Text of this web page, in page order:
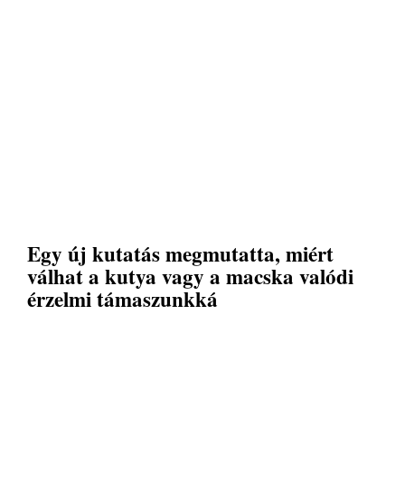
Egy új kutatás megmutatta, miért
válhat a kutya vagy a macska valódi
érzelmi támaszunkká